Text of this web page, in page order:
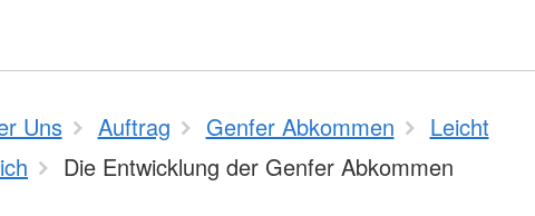
Uns Auftrag Genfer Abkommen
Leicht
Die Entwicklung der Genfer Abkommen